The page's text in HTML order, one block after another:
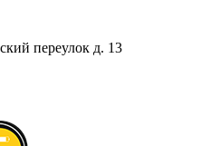
переулок д. 13